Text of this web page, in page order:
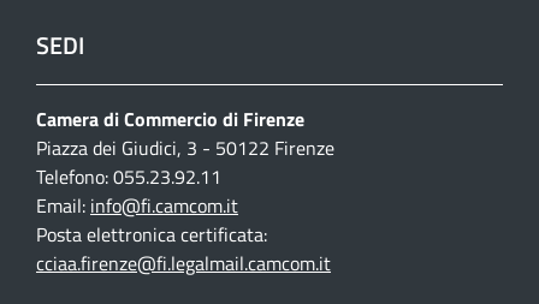
SEDI
Camera di Commercio di Firenze
Piazza dei Giudici, 3 - 50122 Firenze
Telefono: 055.23.92.11
Email: info@fi.camcom.it
Posta elettronica certificata:
cciaa.firenze@fi.legalmail.camcom.it